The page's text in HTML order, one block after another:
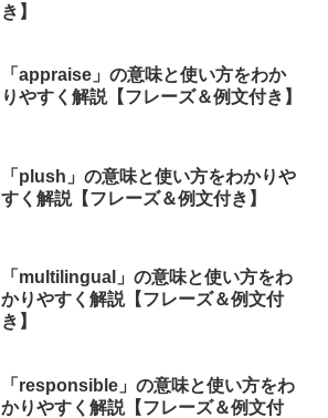
き】
「appraise」の意味と使い方をわか
りやすく解説【フレーズ＆例文付き】
「plush」の意味と使い方をわかりや
すく解説【フレーズ＆例文付き】
「multilingual」の意味と使い方をわ
かりやすく解説【フレーズ＆例文付
き】
「responsible」の意味と使い方をわ
かりやすく解説【フレーズ＆例文付